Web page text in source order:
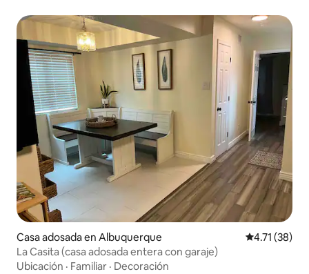
Casa adosada en Albuquerque Calificación
4.71 (38)
La Casita (casa adosada entera con garaje)
Ubicación · Familiar · Decoración